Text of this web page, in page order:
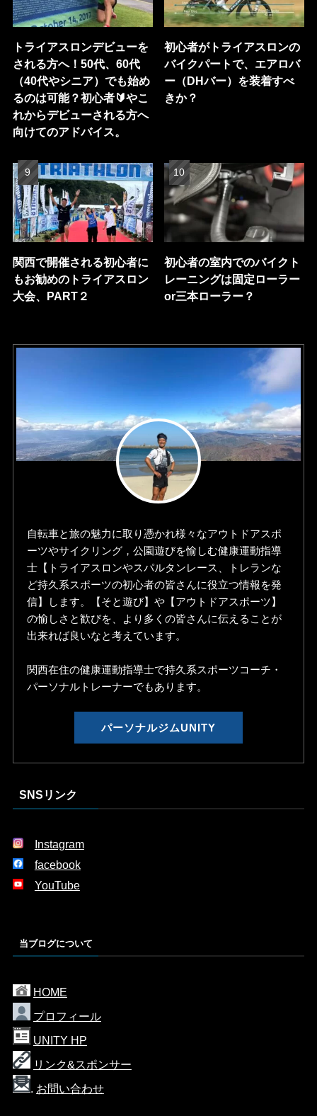
トライアスロンデビューを
される方へ！50代、60代
（40代やシニア）でも始め
るのは可能？初心者🔰やこ
れからデビューされる方へ
向けてのアドバイス。
初心者がトライアスロンの
バイクパートで、エアロバ
ー（DHバー）を装着すべ
きか？
関西で開催される初心者に
もお勧めのトライアスロン
大会、PART２
初心者の室内でのバイクト
レーニングは固定ローラー
or三本ローラー？
自転車と旅の魅力に取り憑かれ様々なアウトドアスポ
ーツやサイクリング，公園遊びを愉しむ健康運動指導
士【トライアスロンやスパルタンレース、トレランな
ど持久系スポーツの初心者の皆さんに役立つ情報を発
信】します。【そと遊び】や【アウトドアスポーツ】
の愉しさと歓びを、より多くの皆さんに伝えることが
出来れば良いなと考えています。
関西在住の健康運動指導士で持久系スポーツコーチ・
パーソナルトレーナーでもあります。
パーソナルジムUNITY
SNSリンク
Instagram
facebook
YouTube
当ブログについて
HOME
プロフィール
UNITY HP
リンク&スポンサー
. お問い合わせ